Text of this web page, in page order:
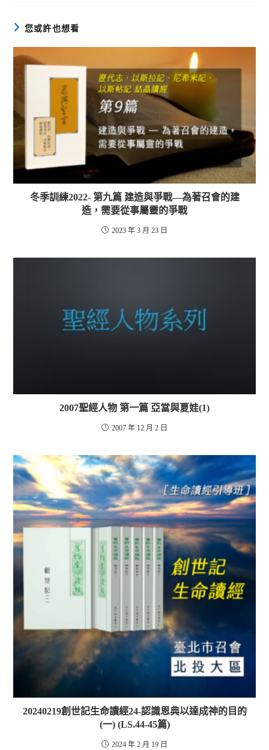
您或許也想看
冬季訓練2022- 第九篇 建造與爭戰—為著召會的建
造，需要從事屬靈的爭戰
2023 年 3 月 23 日
2007聖經人物 第一篇 亞當與夏娃(1)
2007 年 12 月 2 日
20240219創世記生命讀經24-認識恩典以達成神的目的
(一) (LS.44-45篇)
2024 年 2 月 19 日